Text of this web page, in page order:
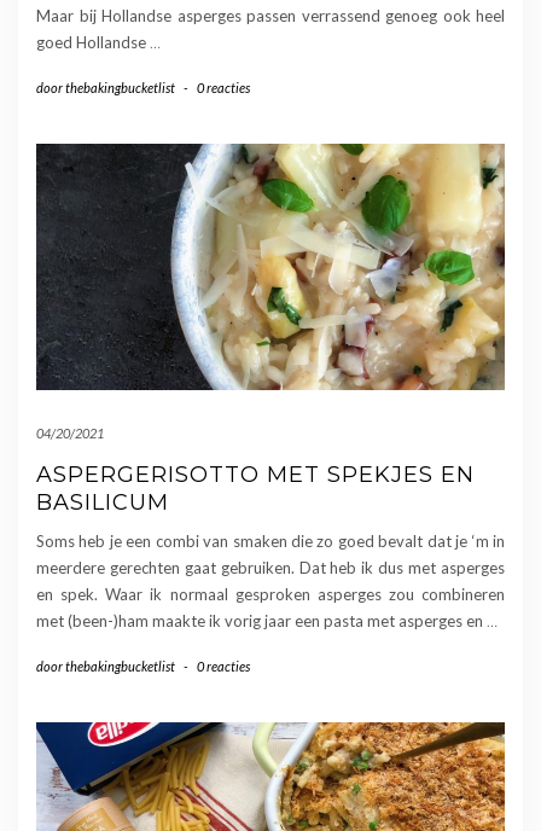
Maar bij Hollandse asperges passen verrassend genoeg ook heel
goed Hollandse …
doorthebakingbucketlist - 0 reacties
04/20/2021
ASPERGERISOTTO MET SPEKJES EN
BASILICUM
Soms heb je een combi van smaken die zo goed bevalt dat je ‘m in
meerdere gerechten gaat gebruiken. Dat heb ik dus met asperges
en spek. Waar ik normaal gesproken asperges zou combineren
met (been-)ham maakte ik vorig jaar een pasta met asperges en …
doorthebakingbucketlist - 0 reacties